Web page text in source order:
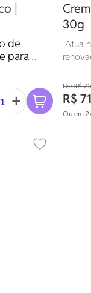
|
de
para
30g
Atua
R$
R$
Ou em
Adicionar aos